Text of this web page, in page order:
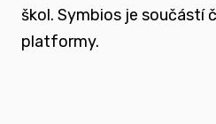
podporovat vzdělání
škol. Symbios je součástí
platformy.